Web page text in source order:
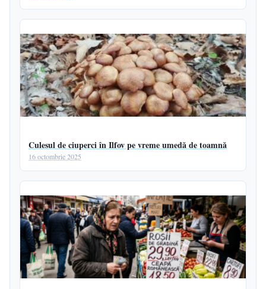
Culesul de ciuperci în Ilfov pe vreme umedă de toamnă
16 octombrie 2025